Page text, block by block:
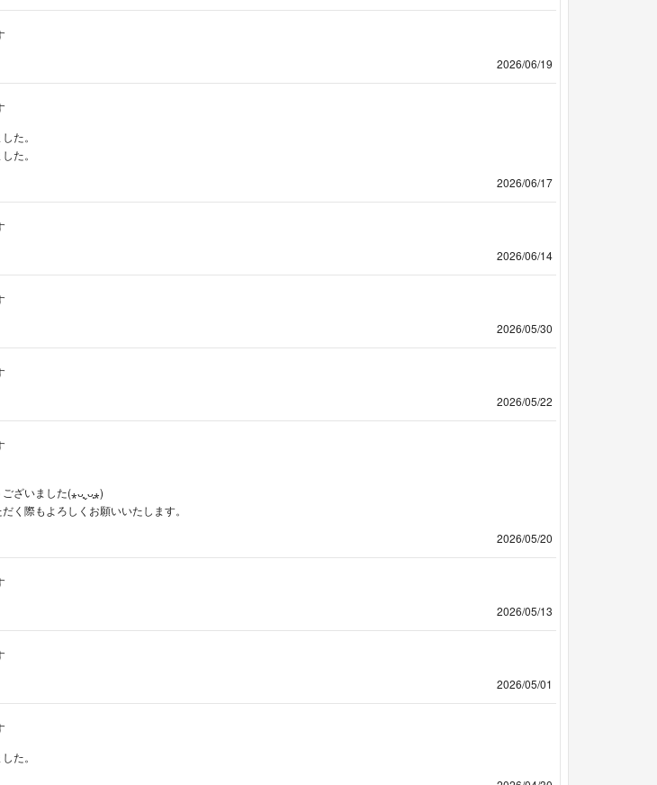
2026/06/19
た。
た。
2026/06/17
2026/06/14
2026/05/30
2026/05/22
ざいました(⁎ᴗ͈ˬᴗ͈⁎)
く際もよろしくお願いいたします。
2026/05/20
2026/05/13
2026/05/01
た。